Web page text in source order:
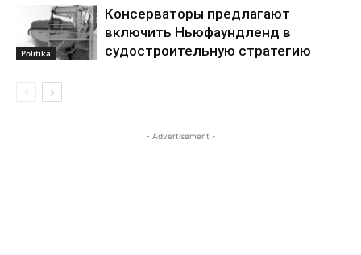
Politika
Консерваторы предлагают
включить Ньюфаундленд в
судостроительную стратегию
- Advertisement -